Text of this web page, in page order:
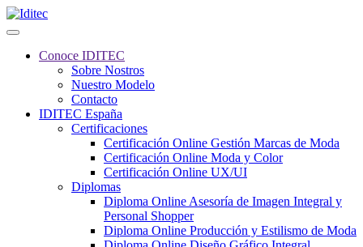
Conoce IDITEC
Sobre Nostros
Nuestro Modelo
Contacto
IDITEC España
Certificaciones
Certificación Online Gestión Marcas de Moda
Certificación Online Moda y Color
Certificación Online UX/UI
Diplomas
Diploma Online Asesoría de Imagen Integral y
Personal Shopper
Diploma Online Producción y Estilismo de Moda